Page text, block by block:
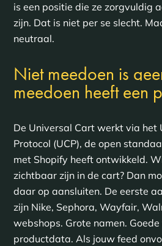
is een positie die ze zorgvuldig
zijn. Dat is niet per se slecht.
neutraal.
Niet meedoen is
meedoen heeft een
De Universal Cart werkt via het
Protocol (UCP), de open
met Shopify heeft ontwikkeld.
zichtbaar zijn in de cart? Dan
daar op aansluiten. De eerste
zijn Nike, Sephora, Wayfair,
webshops. Grote namen.
productdata. Als jouw feed